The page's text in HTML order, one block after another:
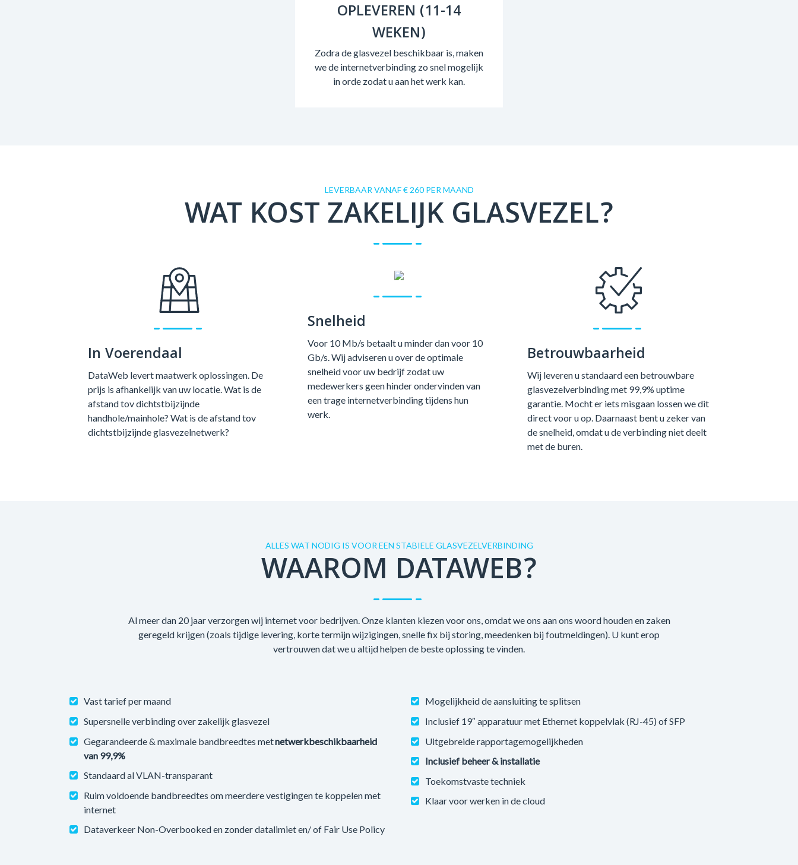
OPLEVEREN (11-14
WEKEN)
Zodra de glasvezel beschikbaar is, maken
we de internetverbinding zo snel mogelijk
in orde zodat u aan het werk kan.
LEVERBAAR VANAF € 260 PER MAAND
WAT KOST ZAKELIJK GLASVEZEL?
In Voerendaal
DataWeb levert maatwerk oplossingen. De
prijs is afhankelijk van uw locatie. Wat is de
afstand tov dichtstbijzijnde
handhole/mainhole? Wat is de afstand tov
dichtstbijzijnde glasvezelnetwerk?
Snelheid
Voor 10 Mb/s betaalt u minder dan voor 10
Gb/s. Wij adviseren u over de optimale
snelheid voor uw bedrijf zodat uw
medewerkers geen hinder ondervinden van
een trage internetverbinding tijdens hun
werk.
Betrouwbaarheid
Wij leveren u standaard een betrouwbare
glasvezelverbinding met 99,9% uptime
garantie. Mocht er iets misgaan lossen we dit
direct voor u op. Daarnaast bent u zeker van
de snelheid, omdat u de verbinding niet deelt
met de buren.
ALLES WAT NODIG IS VOOR EEN STABIELE GLASVEZELVERBINDING
WAAROM DATAWEB?
Al meer dan 20 jaar verzorgen wij internet voor bedrijven. Onze klanten kiezen voor ons, omdat we ons aan ons woord houden en zaken
geregeld krijgen (zoals tijdige levering, korte termijn wijzigingen, snelle fix bij storing, meedenken bij foutmeldingen). U kunt erop
vertrouwen dat we u altijd helpen de beste oplossing te vinden.
Vast tarief per maand
Supersnelle verbinding over zakelijk glasvezel
Gegarandeerde & maximale bandbreedtes metnetwerkbeschikbaarheid
van 99,9%
Standaard al VLAN-transparant
Ruim voldoende bandbreedtes om meerdere vestigingen te koppelen met
internet
Dataverkeer Non-Overbooked en zonder datalimiet en/ of Fair Use Policy
Mogelijkheid de aansluiting te splitsen
Inclusief 19″ apparatuur met Ethernet koppelvlak (RJ-45) of SFP
Uitgebreide rapportagemogelijkheden
Inclusief beheer & installatie
Toekomstvaste techniek
Klaar voor werken in de cloud